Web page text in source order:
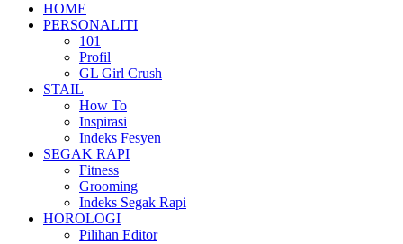
HOME
PERSONALITI
101
Profil
GL Girl Crush
STAIL
How To
Inspirasi
Indeks Fesyen
SEGAK RAPI
Fitness
Grooming
Indeks Segak Rapi
HOROLOGI
Pilihan Editor